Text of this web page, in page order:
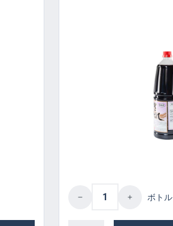
desired amount or use
Product ボトル